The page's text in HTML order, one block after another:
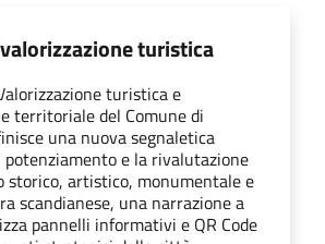
turistica
turistica e
territoriale del Comune di
una nuova segnaletica
e la rivalutazione
storico, artistico, monumentale e
scandianese, una narrazione a
pannelli informativi e QR Code